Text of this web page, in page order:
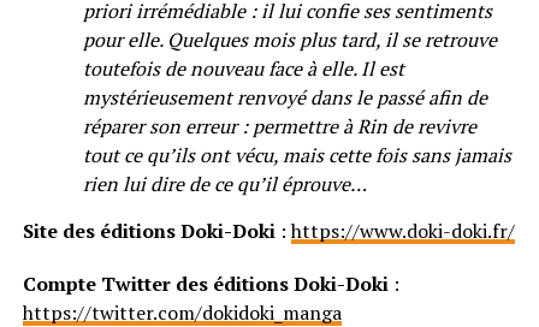
priori irrémédiable : il lui confie ses sentiments
pour elle. Quelques mois plus tard, il se retrouve
toutefois de nouveau face à elle. Il est
mystérieusement renvoyé dans le passé afin de
réparer son erreur : permettre à Rin de revivre
tout ce qu’ils ont vécu, mais cette fois sans jamais
rien lui dire de ce qu’il éprouve…
Site des éditions Doki-Doki:https://www.doki-doki.fr/
Compte Twitter des éditions Doki-Doki:
https://twitter.com/dokidoki_manga